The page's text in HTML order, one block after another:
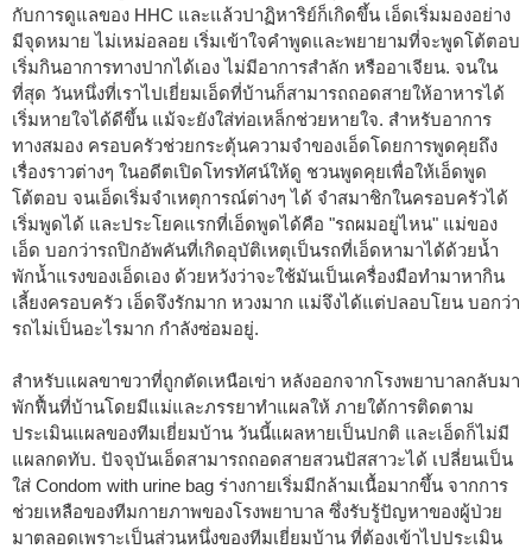
กับการดูแลของ HHC และแล้วปาฏิหาริย์ก็เกิดขึ้น เอ็ดเริ่มมองอย่าง
มีจุดหมาย ไม่เหม่อลอย เริ่มเข้าใจคำพูดและพยายามที่จะพูดโต้ตอบ
เริ่มกินอาการทางปากได้เอง ไม่มีอาการสำลัก หรืออาเจียน. จนใน
ที่สุด วันหนึ่งที่เราไปเยี่ยมเอ็ดที่บ้านก็สามารถถอดสายให้อาหารได้
เริ่มหายใจได้ดีขึ้น แม้จะยังใส่ท่อเหล็กช่วยหายใจ. สำหรับอาการ
ทางสมอง ครอบครัวช่วยกระตุ้นความจำของเอ็ดโดยการพูดคุยถึง
เรื่องราวต่างๆ ในอดีตเปิดโทรทัศน์ให้ดู ชวนพูดคุยเพื่อให้เอ็ดพูด
โต้ตอบ จนเอ็ดเริ่มจำเหตุการณ์ต่างๆ ได้ จำสมาชิกในครอบครัวได้
เริ่มพูดได้ และประโยคแรกที่เอ็ดพูดได้คือ "รถผมอยู่ไหน" แม่ของ
เอ็ด บอกว่ารถปิกอัพคันที่เกิดอุบัติเหตุเป็นรถที่เอ็ดหามาได้ด้วยน้ำ
พักน้ำแรงของเอ็ดเอง ด้วยหวังว่าจะใช้มันเป็นเครื่องมือทำมาหากิน
เลี้ยงครอบครัว เอ็ดจึงรักมาก หวงมาก แม่จึงได้แต่ปลอบโยน บอกว่า
รถไม่เป็นอะไรมาก กำลังซ่อมอยู่.
สำหรับแผลขาขวาที่ถูกตัดเหนือเข่า หลังออกจากโรงพยาบาลกลับมา
พักฟื้นที่บ้านโดยมีแม่และภรรยาทำแผลให้ ภายใต้การติดตาม
ประเมินแผลของทีมเยี่ยมบ้าน วันนี้แผลหายเป็นปกติ และเอ็ดก็ไม่มี
แผลกดทับ. ปัจจุบันเอ็ดสามารถถอดสายสวนปัสสาวะได้ เปลี่ยนเป็น
ใส่ Condom with urine bag ร่างกายเริ่มมีกล้ามเนื้อมากขึ้น จากการ
ช่วยเหลือของทีมกายภาพของโรงพยาบาล ซึ่งรับรู้ปัญหาของผู้ป่วย
มาตลอดเพราะเป็นส่วนหนึ่งของทีมเยี่ยมบ้าน ที่ต้องเข้าไปประเมิน